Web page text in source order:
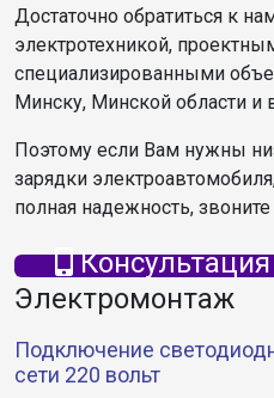
Достаточно обратиться к
электротехникой,
специализированными
Минску, Минской области и
Поэтому если Вам нужны
зарядки
полная надежность,
Электромонтаж
Подключение
сети 220 вольт